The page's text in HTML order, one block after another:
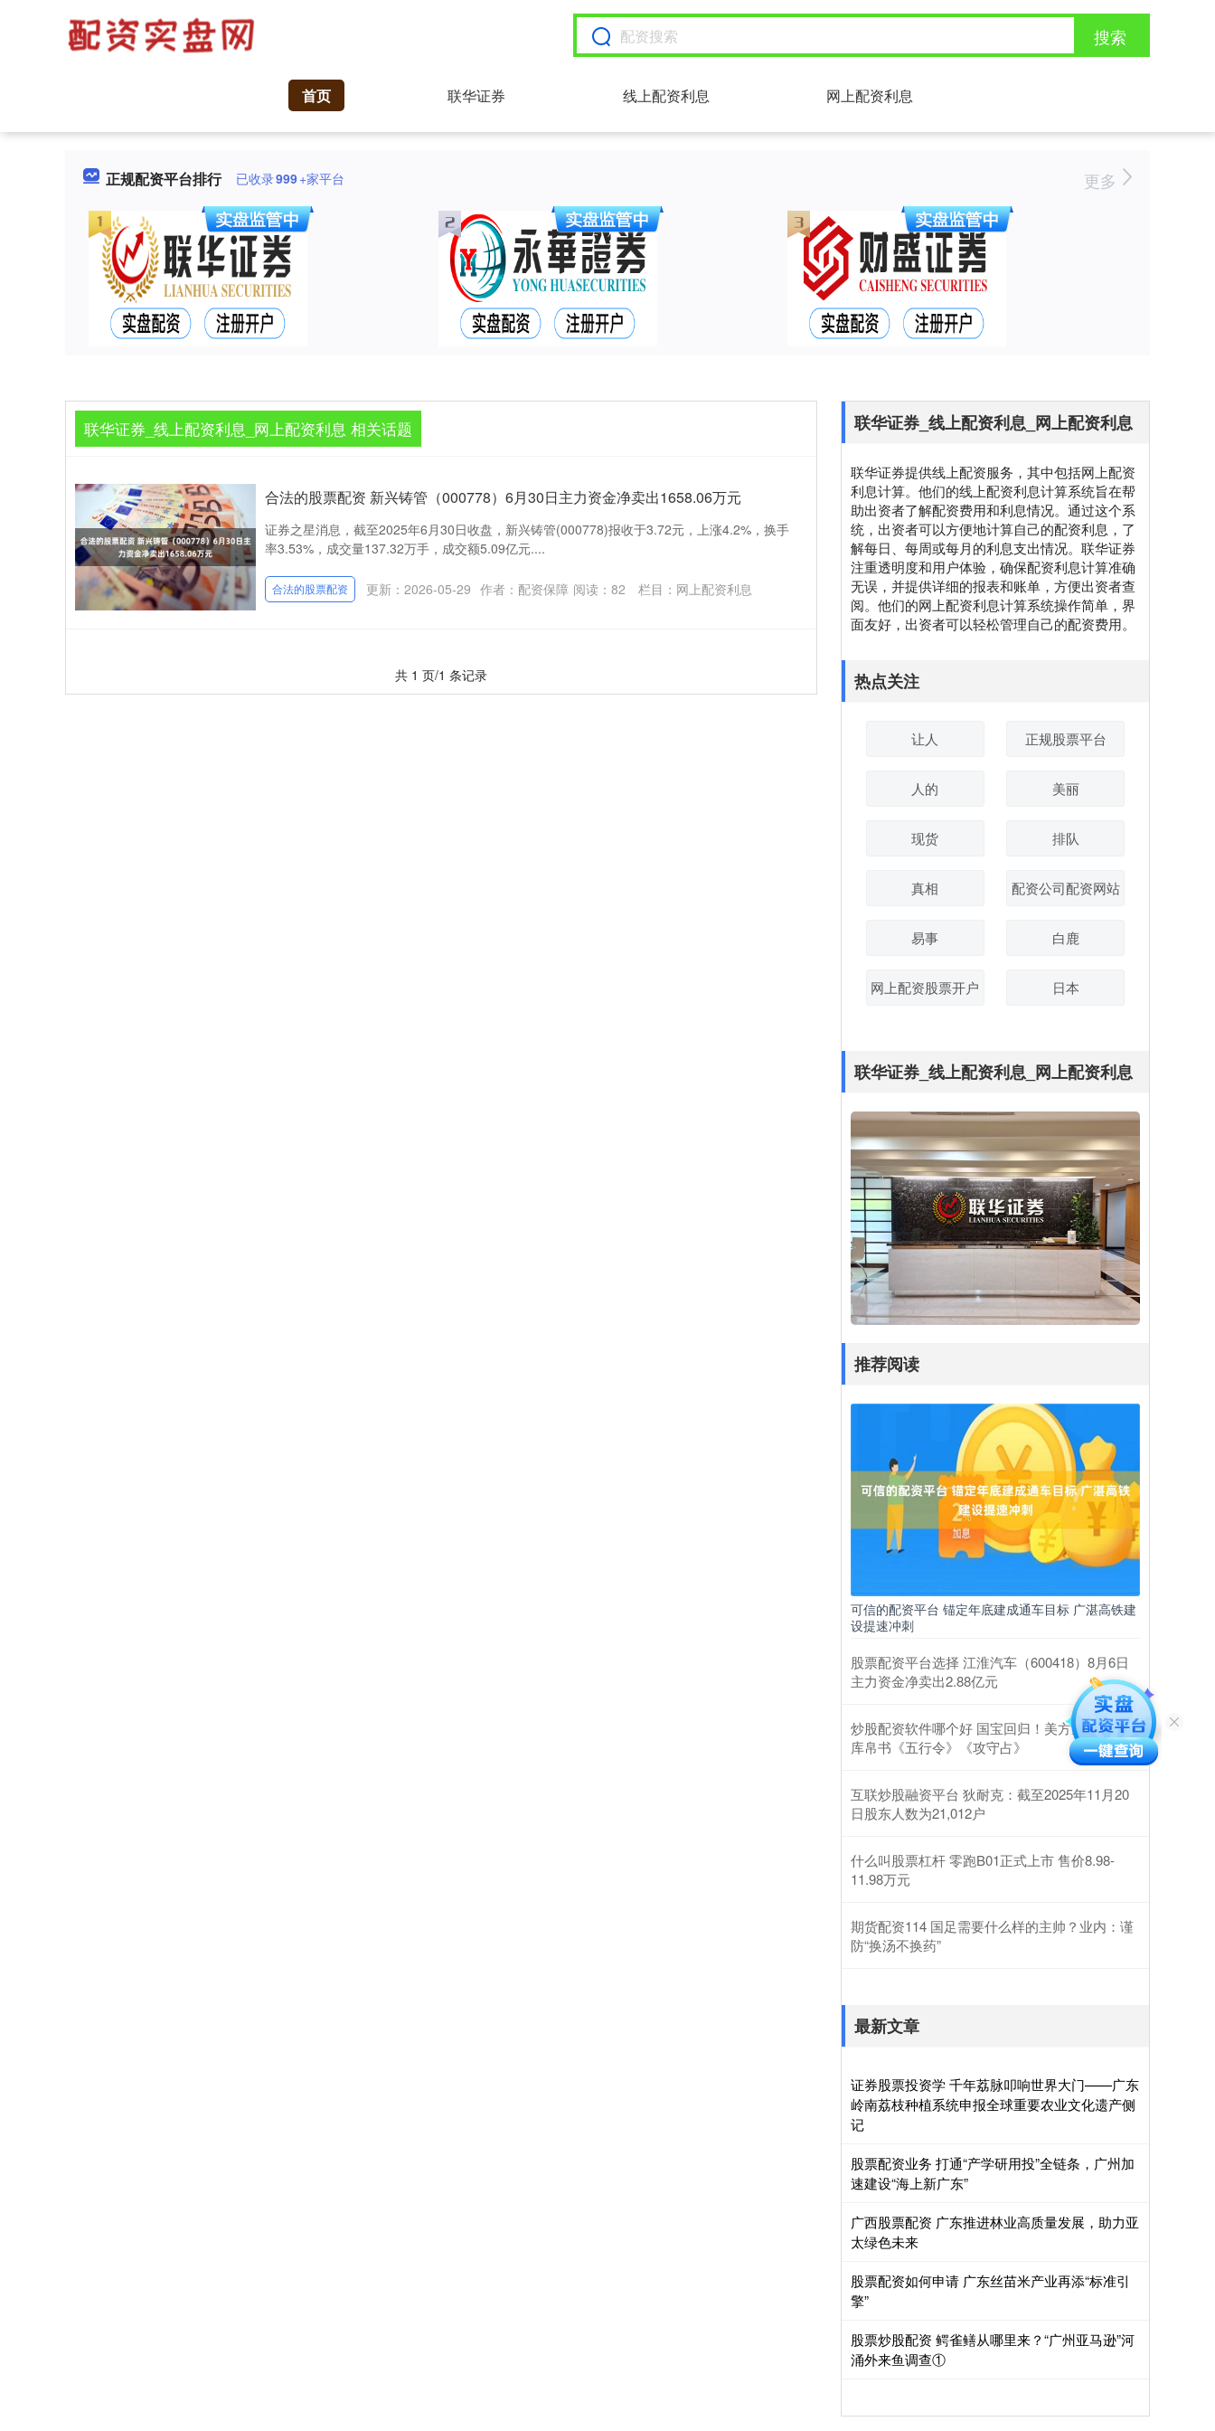
搜索
首页 联华证券 线上配资利息 网上配资利息
正规配资平台排行 已收录999+家平台 更多
联华证券_线上配资利息_网上配资利息 相关话题
合法的股票配资 新兴铸管（000778）6月30日主力资金净卖出1658.06万元
证券之星消息，截至2025年6月30日收盘，新兴铸管(000778)报收于3.72元，上涨4.2%，换手
率3.53%，成交量137.32万手，成交额5.09亿元....
合法的股票配资 更新：2026-05-29 作者：配资保障 阅读： 82 栏目： 网上配资利息
共 1 页/1 条记录
联华证券_线上配资利息_网上配资利息
联华证券提供线上配资服务，其中包括网上配资
利息计算。他们的线上配资利息计算系统旨在帮
助出资者了解配资费用和利息情况。通过这个系
统，出资者可以方便地计算自己的配资利息，了
解每日、每周或每月的利息支出情况。联华证券
注重透明度和用户体验，确保配资利息计算准确
无误，并提供详细的报表和账单，方便出资者查
阅。他们的网上配资利息计算系统操作简单，界
面友好，出资者可以轻松管理自己的配资费用。
热点关注
让人 正规股票平台
人的 美丽
现货 排队
真相 配资公司配资网站
易事 白鹿
网上配资股票开户 日本
联华证券_线上配资利息_网上配资利息
推荐阅读
可信的配资平台 锚定年底建成通车目标 广湛高铁建
设提速冲刺
股票配资平台选择 江淮汽车（600418）8月6日
主力资金净卖出2.88亿元
炒股配资软件哪个好 国宝回归！美方返还子弹
库帛书《五行令》《攻守占》
互联炒股融资平台 狄耐克：截至2025年11月20
日股东人数为21,012户
什么叫股票杠杆 零跑B01正式上市 售价8.98-
11.98万元
期货配资114 国足需要什么样的主帅？业内：谨
防“换汤不换药”
最新文章
证券股票投资学 千年荔脉叩响世界大门——广东
岭南荔枝种植系统申报全球重要农业文化遗产侧
记
股票配资业务 打通“产学研用投”全链条，广州加
速建设“海上新广东”
广西股票配资 广东推进林业高质量发展，助力亚
太绿色未来
股票配资如何申请 广东丝苗米产业再添“标准引
擎”
股票炒股配资 鳄雀鳝从哪里来？“广州亚马逊”河
涌外来鱼调查①